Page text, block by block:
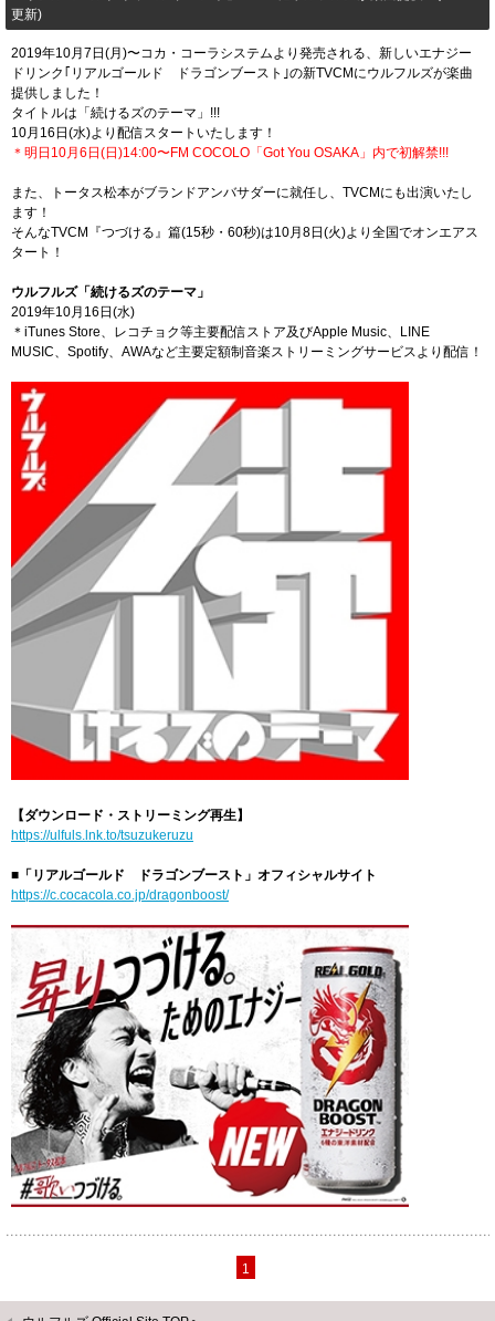
更新)
2019年10月7日(月)〜コカ・コーラシステムより発売される、新しいエナジー
ドリンク｢リアルゴールド ドラゴンブースト｣の新TVCMにウルフルズが楽曲
提供しました！
タイトルは「続けるズのテーマ」!!!
10月16日(水)より配信スタートいたします！
＊明日10月6日(日)14:00〜FM COCOLO「Got You OSAKA」内で初解禁!!!
また、トータス松本がブランドアンバサダーに就任し、TVCMにも出演いたし
ます！
そんなTVCM『つづける』篇(15秒・60秒)は10月8日(火)より全国でオンエアス
タート！
ウルフルズ「続けるズのテーマ」
2019年10月16日(水)
＊iTunes Store、レコチョク等主要配信ストア及びApple Music、LINE
MUSIC、Spotify、AWAなど主要定額制音楽ストリーミングサービスより配信！
【ダウンロード・ストリーミング再生】
https://ulfuls.lnk.to/tsuzukeruzu
■「リアルゴールド ドラゴンブースト」オフィシャルサイト
https://c.cocacola.co.jp/dragonboost/
1